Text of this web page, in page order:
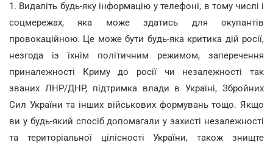
1. Видаліть будь-яку інформацію у телефоні, в тому числі і
соцмережах, яка може здатись для окупантів
провокаційною. Це може бути будь-яка критика дій росії,
незгода із їхнім політичним режимом, заперечення
приналежності Криму до росії чи незалежності так
званих ЛНР/ДНР, підтримка влади в Україні, Збройних
Сил України та інших військових формувань тощо. Якщо
ви у будь-який спосіб допомагали у захисті незалежності
та територіальної цілісності України, також знищте